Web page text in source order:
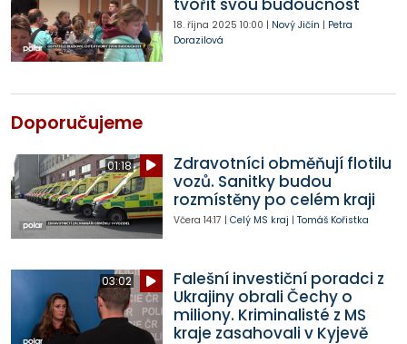
18. října 2025 10:00 | Nový Jičín | Petra
Dorazilová
Doporučujeme
01:18
Zdravotníci obměňují flotilu
vozů. Sanitky budou
rozmístěny po celém kraji
Včera 14:17 | Celý MS kraj | Tomáš Kořistka
03:02
Falešní investiční poradci z
Ukrajiny obrali Čechy o
miliony. Kriminalisté z MS
kraje zasahovali v Kyjevě